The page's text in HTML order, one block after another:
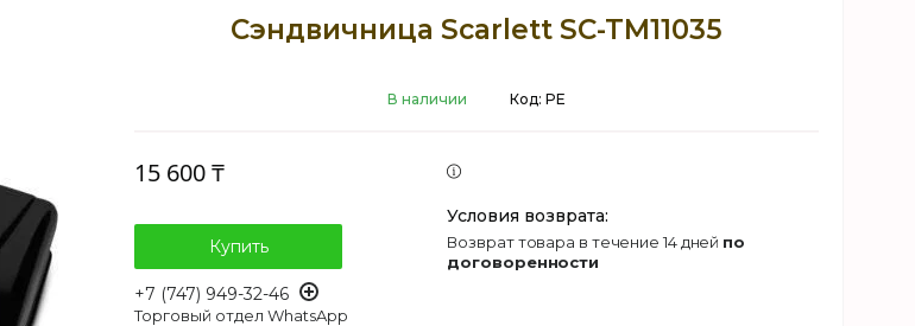
Сэндвичница Scarlett SC-TM11035
В наличии Код: PE
15 600 ₸
Купить
+7 (747) 949-32-46
Торговый отдел WhatsApp
возврат товара в течение 14 дней по
договоренности